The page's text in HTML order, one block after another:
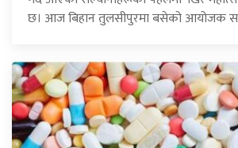
छ। आज बिहान तुलसीपुरमा बसेको आयोजक